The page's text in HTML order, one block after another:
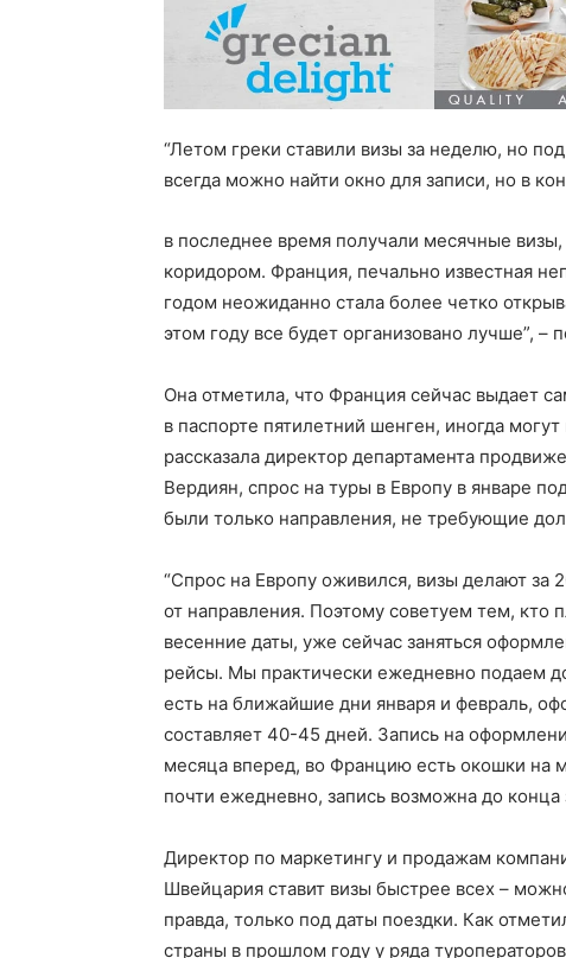
“Летом греки ставили визы за неделю, но
всегда можно найти окно для записи, но в
в последнее время получали месячные
коридором. Франция, печально известная
годом неожиданно стала более четко
этом году все будет организовано лучше”, –
Она отметила, что Франция сейчас выдает
в паспорте пятилетний шенген, иногда
рассказала директор департамента
Вердиян, спрос на туры в Европу в январе
были только направления, не требующие
“Спрос на Европу оживился, визы делают за
от направления. Поэтому советуем тем, кто
весенние даты, уже сейчас заняться
рейсы. Мы практически ежедневно подаем
есть на ближайшие дни января и февраль,
составляет 40-45 дней. Запись на
месяца вперед, во Францию есть окошки на
почти ежедневно, запись возможна до конца
Директор по маркетингу и продажам
Швейцария ставит визы быстрее всех –
правда, только под даты поездки. Как
страны в прошлом году у ряда